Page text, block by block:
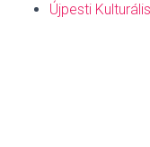
Újpesti